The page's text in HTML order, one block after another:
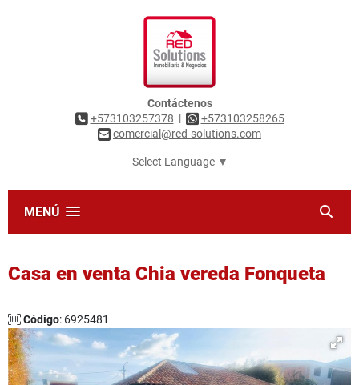
Contáctenos
+573103257378 |
+573103258265
comercial@red-solutions.com
Select Language ▼
MENÚ
Casa en venta Chia vereda Fonqueta
Código: 6925481